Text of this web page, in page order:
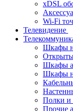
xDSL
Wi-Fi
Телевидение
Шкафы
Шкафы
Шкафы
Полки и
Прочие